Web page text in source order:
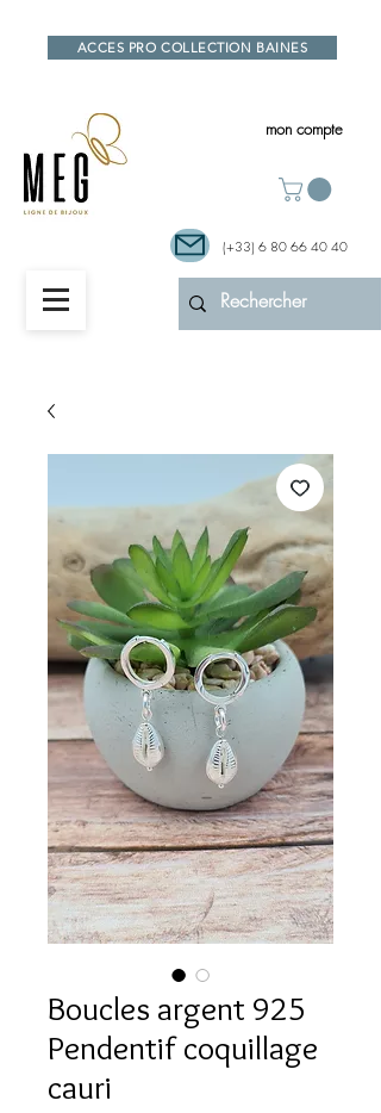
ACCES PRO COLLECTION BAINES
mon compte
(+33) 6 80 66 40 40
Boucles argent 925
Pendentif coquillage
cauri